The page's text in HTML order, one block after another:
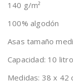
140 g/m²
100% algodón
Asas tamaño
Capacidad: 10
Medidas: 38 x 42